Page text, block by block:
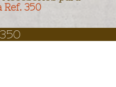
Ref. 350